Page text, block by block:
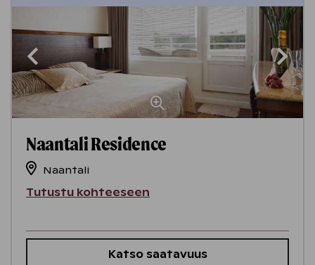
Naantali Residence
Naantali
Tutustu kohteeseen
Katso saatavuus